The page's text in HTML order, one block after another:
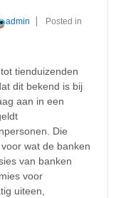
admin
Posted in
tienduizenden
dit bekend is bij
aan in een
Die
wat de banken
van banken
voor
uiteen,